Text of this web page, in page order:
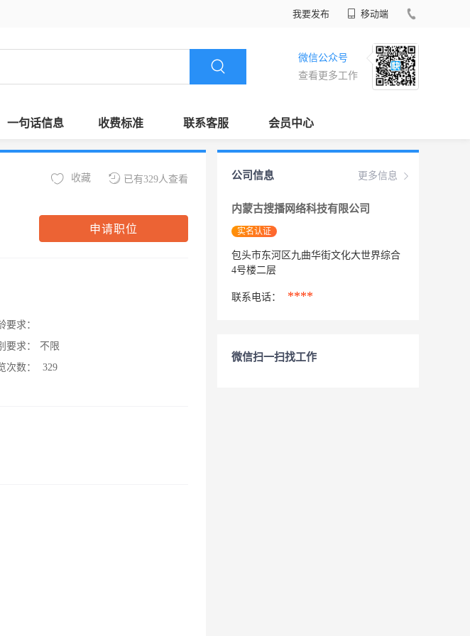
我要发布 移动端
微信公众号
查看更多工作
一句话信息 收费标准 联系客服 会员中心
已有329人查看
收藏
申请职位
要求：
要求：
不限
次数：
329
更多信息
公司信息
内蒙古搜播网络科技有限公司
实名认证
包头市东河区九曲华街文化大世界综合
4号楼二层
联系电话： ****
微信扫一扫找工作